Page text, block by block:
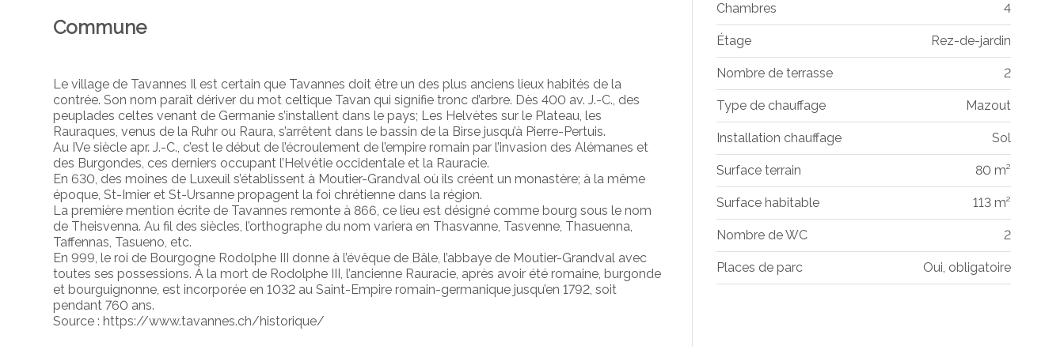
Commune
Le village de Tavannes Il est certain que Tavannes doit être un des plus anciens lieux habités de la
contrée. Son nom paraît dériver du mot celtique Tavan qui signifie tronc d’arbre. Dès 400 av. J.-C., des
peuplades celtes venant de Germanie s’installent dans le pays; Les Helvètes sur le Plateau, les
Rauraques, venus de la Ruhr ou Raura, s’arrêtent dans le bassin de la Birse jusqu’à Pierre-Pertuis.
Au IVe siècle apr. J.-C., c’est le début de l’écroulement de l’empire romain par l’invasion des Alémanes et
des Burgondes, ces derniers occupant l’Helvétie occidentale et la Rauracie.
En 630, des moines de Luxeuil s’établissent à Moutier-Grandval où ils créent un monastère; à la même
époque, St-Imier et St-Ursanne propagent la foi chrétienne dans la région.
La première mention écrite de Tavannes remonte à 866, ce lieu est désigné comme bourg sous le nom
de Theisvenna. Au fil des siècles, l’orthographe du nom variera en Thasvanne, Tasvenne, Thasuenna,
Taffennas, Tasueno, etc.
En 999, le roi de Bourgogne Rodolphe III donne à l’évêque de Bâle, l’abbaye de Moutier-Grandval avec
toutes ses possessions. À la mort de Rodolphe III, l’ancienne Rauracie, après avoir été romaine, burgonde
et bourguignonne, est incorporée en 1032 au Saint-Empire romain-germanique jusqu’en 1792, soit
pendant 760 ans.
Source : https://www.tavannes.ch/historique/
Chambres 4
Étage Rez-de-jardin
Nombre de terrasse 2
Type de chauffage Mazout
Installation chauffage Sol
Surface terrain 80 m²
Surface habitable 113 m²
Nombre de WC 2
Places de parc Oui, obligatoire